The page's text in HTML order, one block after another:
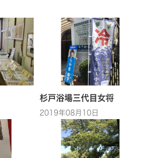
杉戸浴場三代目女将
2019年08月10日